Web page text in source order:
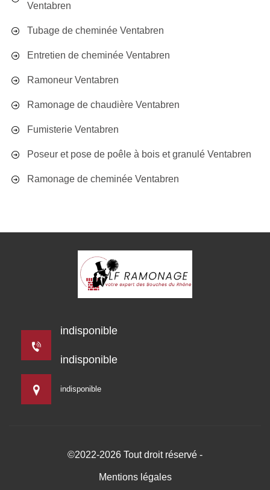
Ventabren
Tubage de cheminée Ventabren
Entretien de cheminée Ventabren
Ramoneur Ventabren
Ramonage de chaudière Ventabren
Fumisterie Ventabren
Poseur et pose de poêle à bois et granulé Ventabren
Ramonage de cheminée Ventabren
indisponible
indisponible
indisponible
©2022-2026 Tout droit réservé -
Mentions légales